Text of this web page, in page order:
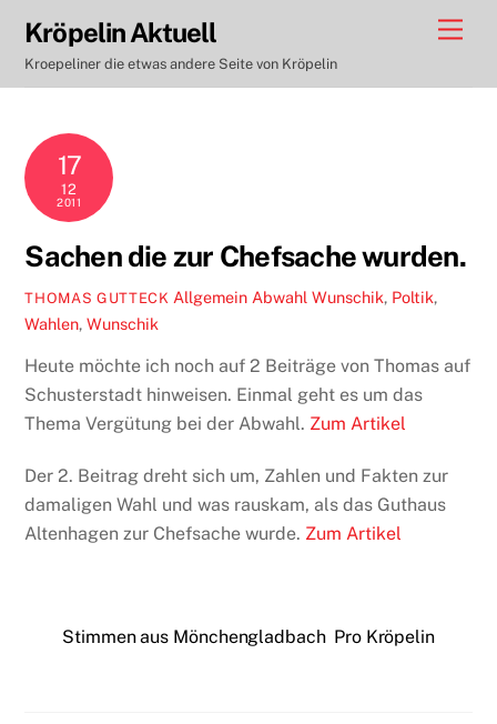
content
Kröpelin Aktuell
Kroepeliner die etwas andere Seite von Kröpelin
17
12
2011
Sachen die zur Chefsache wurden.
THOMAS GUTTECK Allgemein Abwahl Wunschik, Poltik,
Wahlen,Wunschik
Heute möchte ich noch auf 2 Beiträge von Thomas auf
Schusterstadt hinweisen. Einmal geht es um das
Thema Vergütung bei der Abwahl. Zum Artikel
Der 2. Beitrag dreht sich um, Zahlen und Fakten zur
damaligen Wahl und was rauskam, als das Guthaus
Altenhagen zur Chefsache wurde. Zum Artikel
Stimmen aus Mönchengladbach Pro Kröpelin